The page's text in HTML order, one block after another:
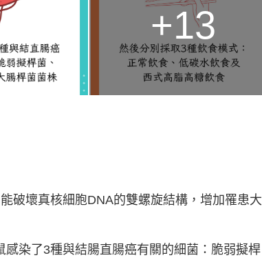
+13
破壞真核細胞DNA的雙螺旋結構，增加罹患
感染了3種與結腸直腸癌有關的細菌：脆弱擬桿